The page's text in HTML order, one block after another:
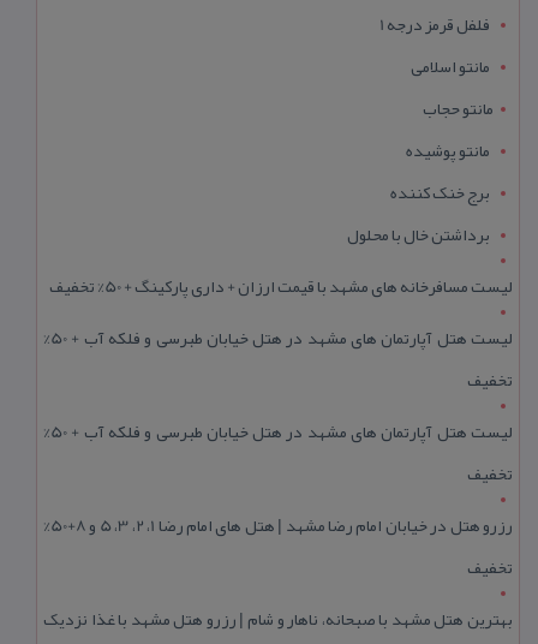
فلفل قرمز درجه 1
مانتو اسلامی
مانتو حجاب
مانتو پوشیده
برج خنک کننده
برداشتن خال با محلول
لیست مسافرخانه های مشهد با قیمت ارزان + داری پارکینگ + 50% تخفیف
لیست هتل آپارتمان های مشهد در هتل خیابان طبرسی و فلکه آب + 50%
تخفیف
لیست هتل آپارتمان های مشهد در هتل خیابان طبرسی و فلکه آب + 50%
تخفیف
رزرو هتل در خیابان امام رضا مشهد | هتل‌ های امام رضا 1، 2، 3، 5 و 8+50%
تخفیف
بهترین هتل مشهد با صبحانه، ناهار و شام | رزرو هتل مشهد با غذا نزدیک